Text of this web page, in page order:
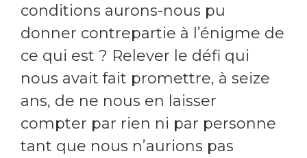
conditions aurons-nous pu
donner contrepartie à l’énigme de
ce qui est ? Relever le défi qui
nous avait fait promettre, à seize
ans, de ne nous en laisser
compter par rien ni par personne
tant que nous n’aurions pas